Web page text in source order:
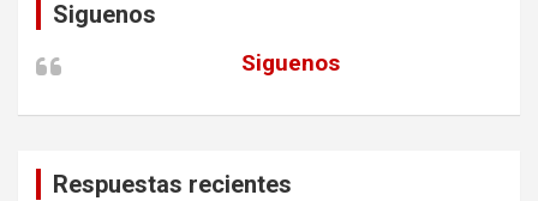
Siguenos
Siguenos
Respuestas recientes